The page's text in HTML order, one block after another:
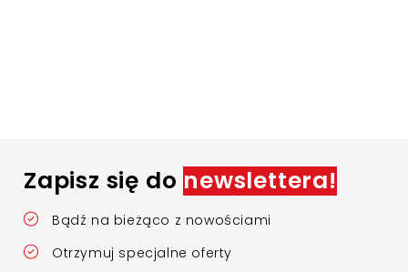
Zapisz się do newslettera!
Bądź na bieżąco z nowościami
Otrzymuj specjalne oferty